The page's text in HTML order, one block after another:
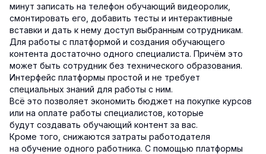
минут записать на телефон обучающий видеоролик,
смонтировать его, добавить тесты и интерактивные
вставки и дать к нему доступ выбранным сотрудникам.
Для работы с платформой и создания обучающего
контента достаточно одного специалиста. Причём это
может быть сотрудник без технического образования.
Интерфейс платформы простой и не требует
специальных знаний для работы с ним.
Всё это позволяет экономить бюджет на покупке курсов
или на оплате работы специалистов, которые
будут создавать обучающий контент за вас.
Кроме того, снижаются затраты работодателя
на обучение одного работника. С помощью платформы